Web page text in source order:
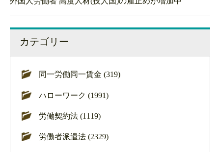
カテゴリー
同一労働同一賃金 (319)
ハローワーク (1991)
労働契約法 (1119)
労働者派遣法 (2329)